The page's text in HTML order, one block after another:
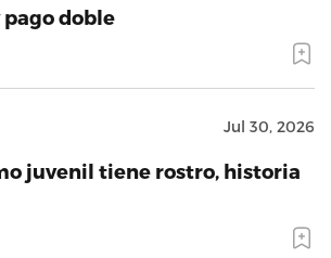
pago doble
Jul 30, 2026
juvenil tiene rostro, historia